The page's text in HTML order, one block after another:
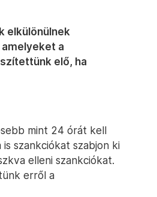
elkülönülnek
a
elő, ha
mint 24 órát kell
szankciókat szabjon ki
elleni szankciókat.
erről a